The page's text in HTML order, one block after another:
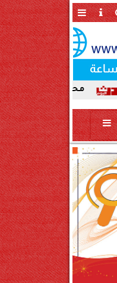
يحيل واقعة ردم نهر